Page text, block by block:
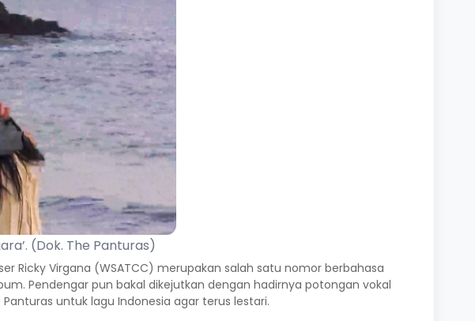
(Dok. The Panturas)
Ricky Virgana (WSATCC) merupakan salah satu nomor berbahasa
Pendengar pun bakal dikejutkan dengan hadirnya potongan vokal
untuk lagu Indonesia agar terus lestari.